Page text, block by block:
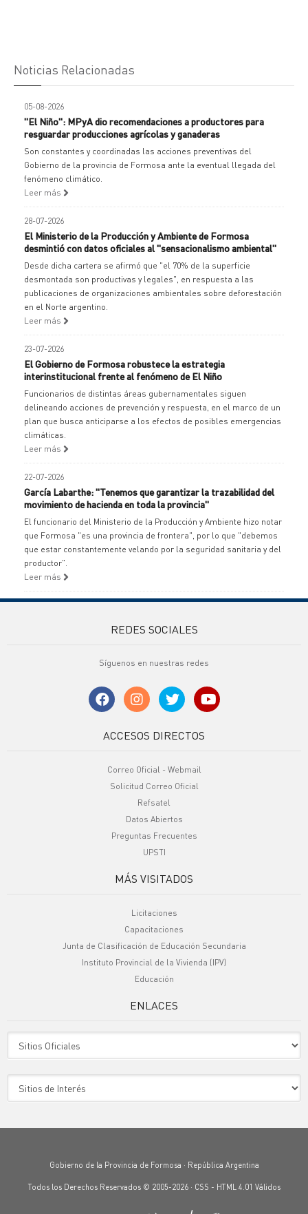
Noticias Relacionadas
05-08-2026
"El Niño": MPyA dio recomendaciones a productores para
resguardar producciones agrícolas y ganaderas
Son constantes y coordinadas las acciones preventivas del
Gobierno de la provincia de Formosa ante la eventual llegada del
fenómeno climático.
Leer más
28-07-2026
El Ministerio de la Producción y Ambiente de Formosa
desmintió con datos oficiales al "sensacionalismo ambiental"
Desde dicha cartera se afirmó que "el 70% de la superficie
desmontada son productivas y legales", en respuesta a las
publicaciones de organizaciones ambientales sobre deforestación
en el Norte argentino.
Leer más
23-07-2026
El Gobierno de Formosa robustece la estrategia
interinstitucional frente al fenómeno de El Niño
Funcionarios de distintas áreas gubernamentales siguen
delineando acciones de prevención y respuesta, en el marco de un
plan que busca anticiparse a los efectos de posibles emergencias
climáticas.
Leer más
22-07-2026
García Labarthe: "Tenemos que garantizar la trazabilidad del
movimiento de hacienda en toda la provincia"
El funcionario del Ministerio de la Producción y Ambiente hizo notar
que Formosa "es una provincia de frontera", por lo que "debemos
que estar constantemente velando por la seguridad sanitaria y del
productor".
Leer más
REDES SOCIALES
Síguenos en nuestras redes
ACCESOS DIRECTOS
Correo Oficial - Webmail
Solicitud Correo Oficial
Refsatel
Datos Abiertos
Preguntas Frecuentes
UPSTI
MÁS VISITADOS
Licitaciones
Capacitaciones
Junta de Clasificación de Educación Secundaria
Instituto Provincial de la Vivienda (IPV)
Educación
ENLACES
Gobierno de la Provincia de Formosa · República Argentina
Todos los Derechos Reservados © 2005-2026 · CSS - HTML 4.01 Válidos